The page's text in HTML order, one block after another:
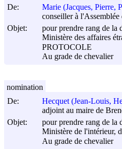
De:
Marie (Jacques, Pierre,
conseiller à
Objet:
pour prendre rang de la
Ministère des affaires
PROTOCOLE
Au grade de chevalier
De:
Hecquet (Jean-Louis,
adjoint au maire de
Objet:
pour prendre rang de la
Ministère de l'intérieur,
Au grade de chevalier
nomination